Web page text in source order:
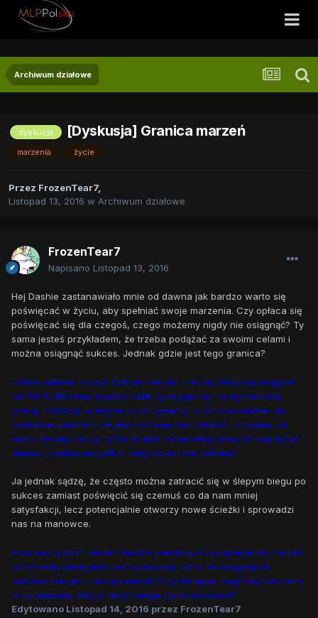
Archiwum działowe
dyskusja [Dyskusja] Granica marzeń
marzenia życie
Przez FrozenTear7,
Listopad 13, 2016 w Archiwum działowe
FrozenTear7
Napisano Listopad 13, 2016
Hej Dashie zastanawiało mnie od dawna jak bardzo warto się
poświęcać w życiu, aby spełniać swoje marzenia. Czy opłaca się
poświęcać się dla czegoś, czego możemy nigdy nie osiągnąć? Ty
sama jesteś przykładem, że trzeba podążać za swoimi celami i
można osiągnąć sukces. Jednak gdzie jest tego granica?
Dobre pytanie Frozuś. Sukces nie jest rzeczą, którą się osiągnie
na 100%. Możemy spędzić całe życie pędząc za wymarzoną
pracą, miłością, a jedyne co otrzymamy to rozczarowanie. Ja
osobiście uważam, że jeśli coś daje nam radość i czujemy, że
warto dla tej rzeczy żyć to trzeba za wszelką cenę do niej dążyć i
dawać z siebie wszystko, żeby potem nie żałować.
Ja jednak sądzę, że często można zatracić się w ślepym biegu po
sukces zamiast poświęcić się czemuś co da nam mniej
satysfakcji, lecz potencjalnie otworzy nowe ścieżki i sprowadzi
nas na manowce.
A co sądzą inni? Jestem bardzo ciekawa. Czy dążenie do marzeń
za wszelką cenę jest rzeczą słuszną, mimo że osiągnięcie
sukcesu nie jest rzeczą pewną? Czy nie lepiej zająć się rzeczami
przyziemnymi, aby przeżyć swoje życie spokojnie?
Edytowano Listopad 14, 2016 przez FrozenTear7